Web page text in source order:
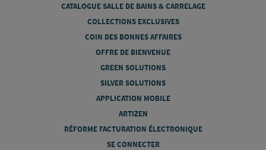
CATALOGUE SALLE DE BAINS & CARRELAGE
COLLECTIONS EXCLUSIVES
COIN DES BONNES AFFAIRES
OFFRE DE BIENVENUE
GREEN SOLUTIONS
SILVER SOLUTIONS
APPLICATION MOBILE
ARTIZEN
RÉFORME FACTURATION ÉLECTRONIQUE
SE CONNECTER